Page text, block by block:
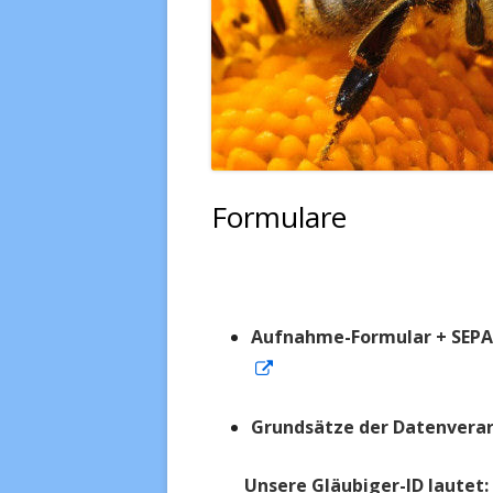
VERSICHERUNG
INTERNE SEITE
Formulare
Aufnahme-Formular +
Fenster
Grundsätze der
Unsere Gläubiger-ID lautet: